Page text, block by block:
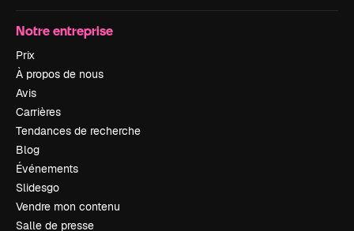
Notre entreprise
Prix
À propos de nous
Avis
Carrières
Tendances de recherche
Blog
Événements
Slidesgo
Vendre mon contenu
Salle de presse